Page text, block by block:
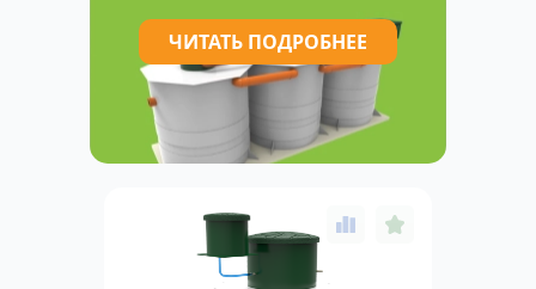
ЧИТАТЬ ПОДРОБНЕЕ